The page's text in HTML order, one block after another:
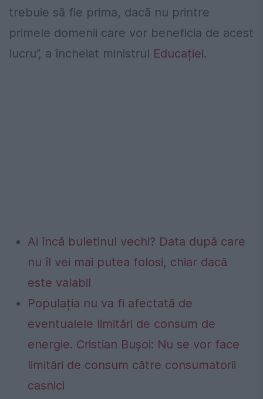
trebuie să fie prima, dacă nu printre
primele domenii care vor beneficia de acest
lucru”, a încheiat ministrul Educației.
Ai încă buletinul vechi? Data după care
nu îl vei mai putea folosi, chiar dacă
este valabil
Populația nu va fi afectată de
eventualele limitări de consum de
energie. Cristian Bușoi: Nu se vor face
limitări de consum către consumatorii
casnici